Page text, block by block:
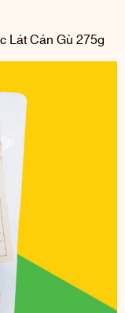
Lát Cán Gù 275g